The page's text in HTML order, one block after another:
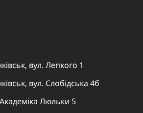
вул. Лепкого 1
вул. Слобідська 4б
Люльки 5